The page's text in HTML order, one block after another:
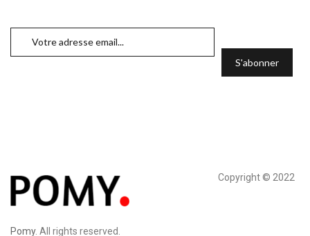
Copyright © 2022
Pomy. All rights reserved.